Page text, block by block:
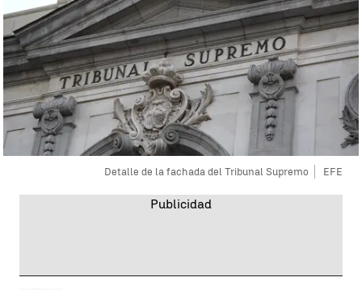
Detalle de la fachada del Tribunal Supremo EFE